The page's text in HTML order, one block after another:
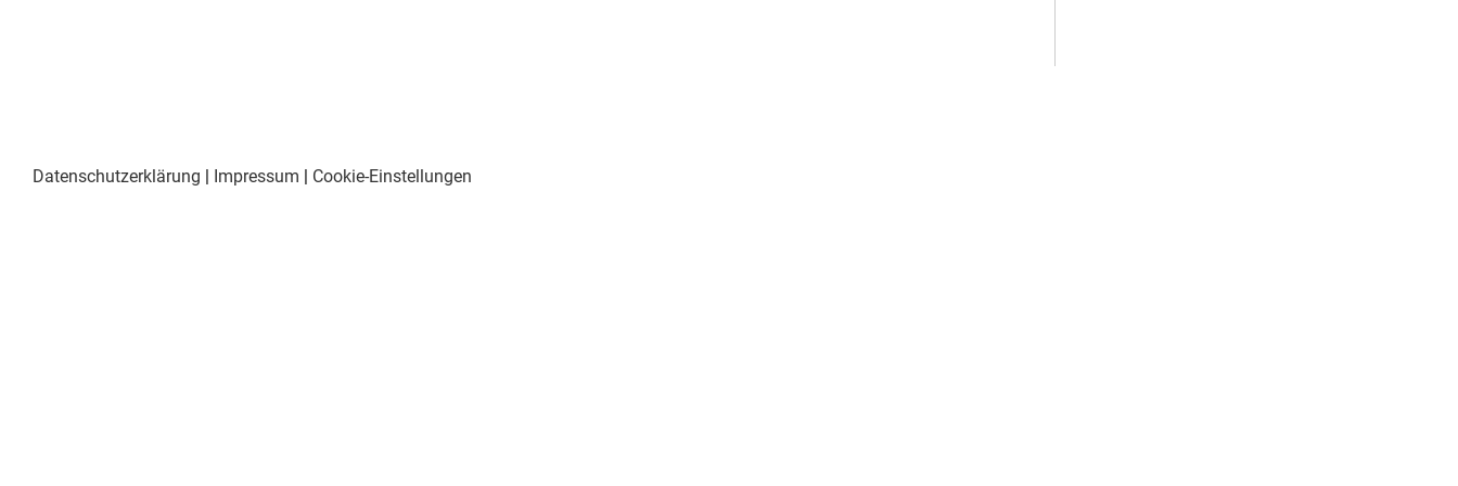
Datenschutzerklärung | Impressum | Cookie-Einstellungen